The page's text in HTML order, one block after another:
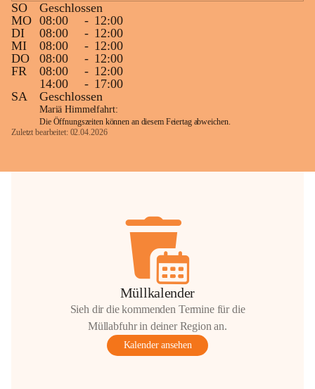
SO
Geschlossen
MO 08:00 - 12:00
DI
08:00 - 12:00
MI
08:00 - 12:00
DO
08:00 - 12:00
FR
08:00 - 12:00
14:00
- 17:00
SA
Geschlossen
Mariä Himmelfahrt:
Die Öffnungszeiten können an diesem Feiertag abweichen.
Zuletzt bearbeitet: 02.04.2026
Müllkalender
Sieh dir die kommenden Termine für die
Müllabfuhr in deiner Region an.
Kalender ansehen